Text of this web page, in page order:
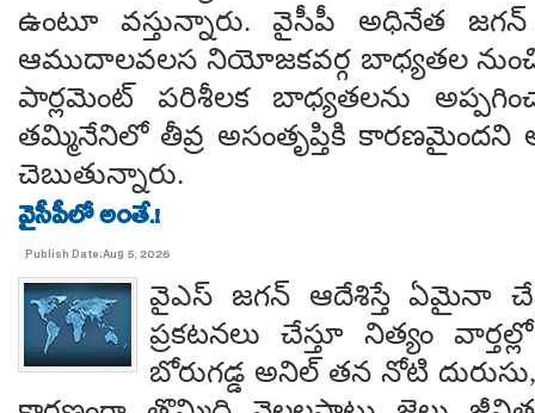
ఉంటూ వస్తున్నారు. వైసీపీ అధినేత
ఆముదాలవలస నియోజకవర్గ బాధ్యతల నుంచి
పార్లమెంట్ పరిశీలక బాధ్యతలను
తమ్మినేనిలో తీవ్ర అసంతృప్తికి కారణమైందని
చెబుతున్నారు.
వైసీపీలో అంతే.!
Publish Date:Aug 5, 2026
వైఎస్ జగన్ ఆదేశిస్తే ఏమైనా
ప్రకటనలు చేస్తూ నిత్యం
బోరుగడ్డ అనిల్ తన నోటి